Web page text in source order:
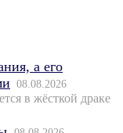
а его
08.08.2026
в жёсткой драке